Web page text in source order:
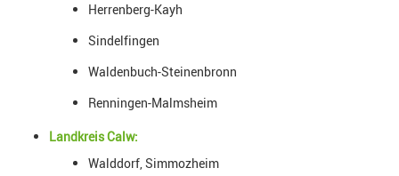
Herrenberg-Kayh
Sindelfingen
Waldenbuch-Steinenbronn
Renningen-Malmsheim
Landkreis Calw:
Walddorf, Simmozheim